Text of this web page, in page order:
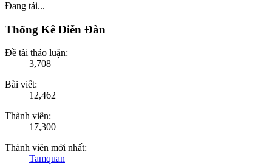
Đang tải...
Thống Kê Diễn Đàn
Đề tài thảo luận:
3,708
Bài viết:
12,462
Thành viên:
17,300
Thành viên mới nhất:
Tamquan